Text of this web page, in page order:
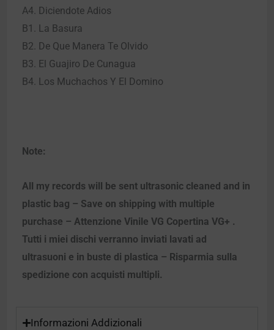
A4. Diciendote Adios
B1. La Basura
B2. De Que Manera Te Olvido
B3. El Guajiro De Cunagua
B4. Los Muchachos Y El Domino
Note:
All my records will be sent ultrasonic cleaned and in
plastic bag – Save on shipping with multiple
purchase – Attenzione Vinile VG Copertina VG+ .
Tutti i miei dischi verranno inviati lavati ad
ultrasuoni e in buste di plastica – Risparmia sulla
spedizione con acquisti multipli.
Informazioni Addizionali